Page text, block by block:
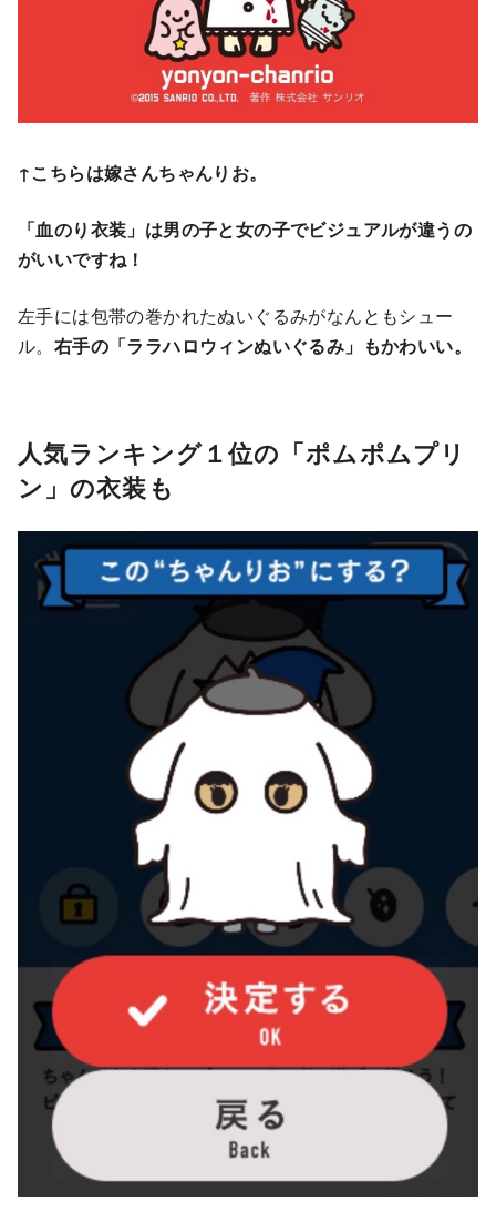
↑こちらは嫁さんちゃんりお。
「血のり衣装」は男の子と女の子でビジュアルが違うの
がいいですね！
左手には包帯の巻かれたぬいぐるみがなんともシュー
ル。 右手の「ララハロウィンぬいぐるみ」もかわいい。
人気ランキング１位の「ポムポムプリ
ン」の衣装も